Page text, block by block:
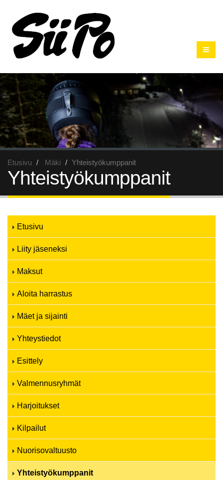
Etusivu Mäki Yhteistyökumppanit
Yhteistyökumppanit
Etusivu
Liity jäseneksi
Maksut
Aloita harrastus
Mäet ja sijainti
Yhteystiedot
Esittely
Valmennusryhmät
Harjoitukset
Kilpailut
Nuorisovaltuusto
Yhteistyökumppanit